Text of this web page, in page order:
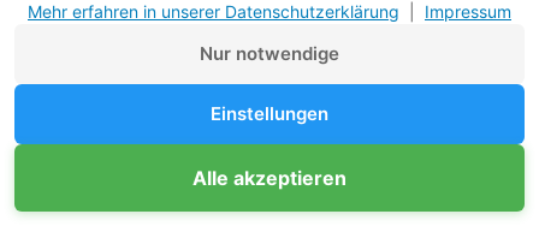
Unsere Wanderstiefel mögen die Erde betreten, aber eine
tiefe Spur – die hinterlassen wir nicht.
Stattdessen hinterlassen wir eine stille Danksagung, ein
unsichtbares Zeichen der Achtung für die Wildnis und
alles, was darin lebt.
Unterstütze Survival-Kompass
Mehr erfahren in unserer Datenschutzerklärung
Impressum
Nur notwendige
Einstellungen
Alle akzeptieren